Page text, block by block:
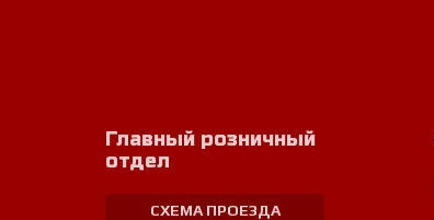
Главный розничный
отдел
СХЕМА ПРОЕЗДА